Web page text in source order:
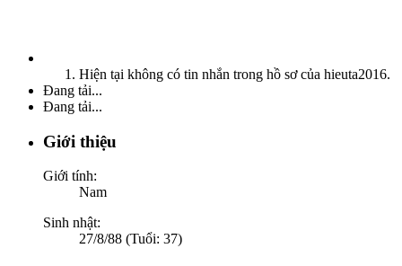
Hiện tại không có tin nhắn trong hồ sơ của hieuta2016.
Đang tải...
Đang tải...
Giới thiệu
Giới tính:
Nam
Sinh nhật:
27/8/88 (Tuổi: 37)